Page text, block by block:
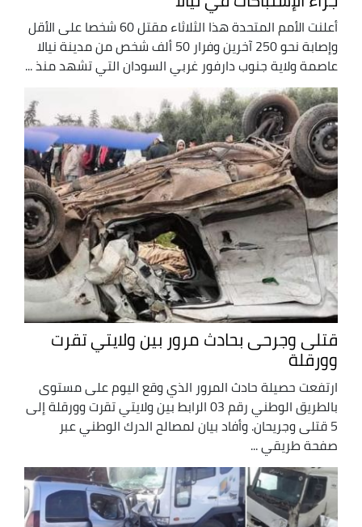
أعلنت الأمم المتحدة هذا الثلاثاء مقتل 60 شخصا على الأقل
وإصابة نحو 250 آخرين وفرار 50 ألف شخص من مدينة نيالا
عاصمة ولاية جنوب دارفور غربي السودان التي تشهد منذ ...
قتلى وجرحى بحادث مرور بين ولايتي تقرت
وورقلة
ارتفعت حصيلة حادث المرور الذي وقع اليوم على مستوى
بالطريق الوطني رقم 03 الرابط بين ولايتي تقرت وورقلة إلى
5 قتلى وجريحان. وأفاد بيان لمصالح الدرك الوطني عبر
صفحة طريقي ...